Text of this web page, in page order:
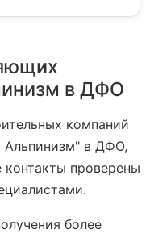
в ДФО
компаний
в ДФО,
проверены
более